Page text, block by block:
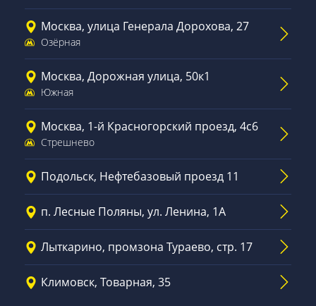
Москва, улица Генерала Дорохова, 27
Озёрная
Москва, Дорожная улица, 50к1
Южная
Москва, 1-й Красногорский проезд, 4с6
Стрешнево
Подольск, Нефтебазовый проезд 11
п. Лесные Поляны, ул. Ленина, 1А
Лыткарино, промзона Тураево, стр. 17
Климовск, Товарная, 35